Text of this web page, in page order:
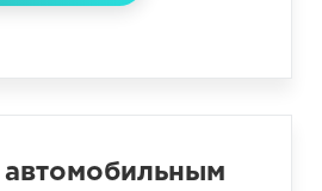
автомобильным